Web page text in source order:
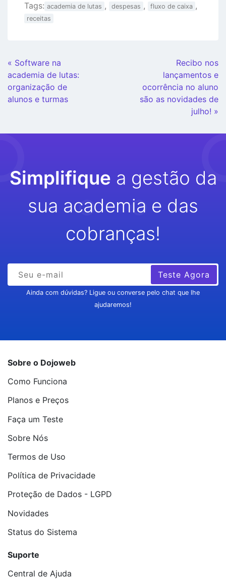
Tags: academia de lutas , despesas , fluxo de caixa ,
receitas
Continue
Lendo
« Software na
academia de lutas:
organização de
alunos e turmas
Recibo nos
lançamentos e
ocorrência no aluno
são as novidades de
julho! »
Simplifique a gestão da
sua academia e das
cobranças!
Teste Agora
Ainda com dúvidas? Ligue ou converse pelo chat que lhe
ajudaremos!
Sobre o Dojoweb
Como Funciona
Planos e Preços
Faça um Teste
Sobre Nós
Termos de Uso
Política de Privacidade
Proteção de Dados - LGPD
Novidades
Status do Sistema
Suporte
Central de Ajuda